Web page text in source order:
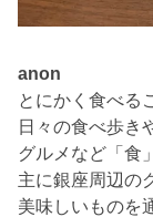
anon
とにかく食べる
日々の食べ歩き
グルメなど「食
主に銀座周辺の
美味しいものを